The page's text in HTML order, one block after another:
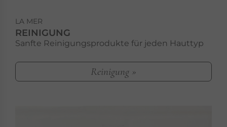
LA MER
REINIGUNG
Sanfte Reinigungsprodukte für jeden Hauttyp
Reinigung »